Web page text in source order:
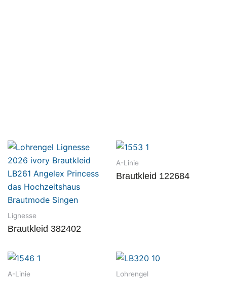
Lignesse
Brautkleid 382402
A-Linie
Brautkleid 122684
A-Linie Lohrengel